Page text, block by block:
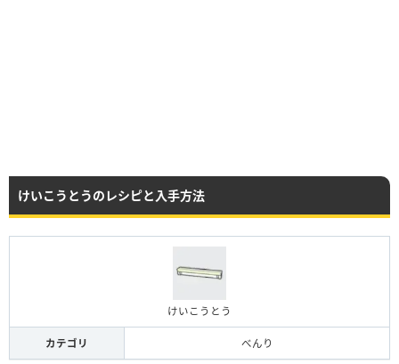
けいこうとうのレシピと入手方法
けいこうとう
カテゴリ べんり